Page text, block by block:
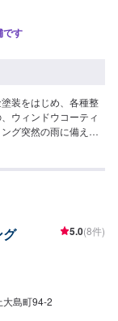
です
装をはじめ、各種整
ウィンドウコーティ
グ突然の雨に備え
のみで：2,200円※上
台数500台の実績が
場です。国産車全メ
修理工場にもなって
5.0(8件)
大島町94-2